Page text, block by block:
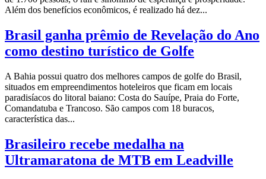
Além dos benefícios econômicos, é realizado há dez...
Brasil ganha prêmio de Revelação do Ano
como destino turístico de Golfe
A Bahia possui quatro dos melhores campos de golfe do Brasil,
situados em empreendimentos hoteleiros que ficam em locais
paradisíacos do litoral baiano: Costa do Sauípe, Praia do Forte,
Comandatuba e Trancoso. São campos com 18 buracos,
característica das...
Brasileiro recebe medalha na
Ultramaratona de MTB em Leadville